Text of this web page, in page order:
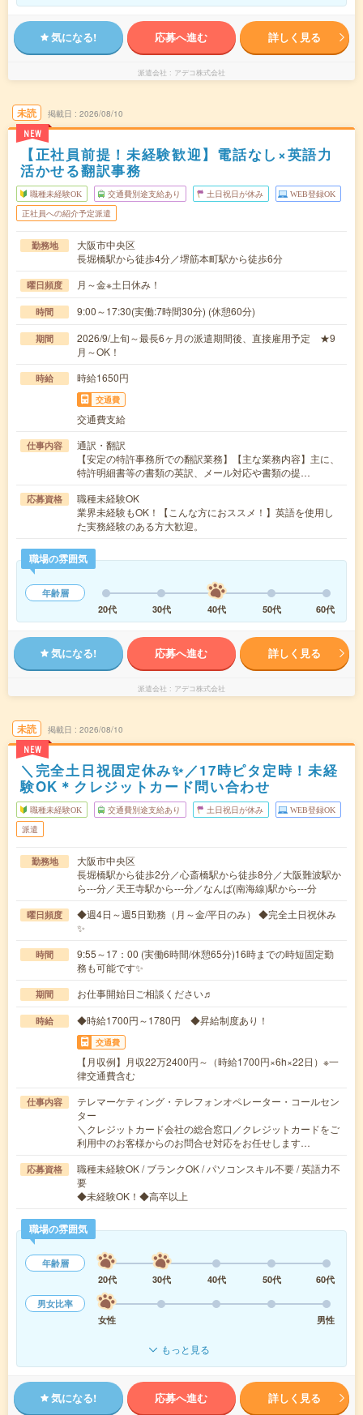
気になる! 応募へ進む 詳しく見る
派遣会社 アデコ株式会社
未読
NEW
掲載日 2026/08/10
【正社員前提！未経験歓迎】電話なし×英語力
活かせる翻訳事務
職種未経験OK 交通費別途支給あり 土日祝日が休み WEB登録OK
正社員への紹介予定派遣
勤務地
大阪市中央区
長堀橋駅から徒歩4分／堺筋本町駅から徒歩6分
曜日頻度 月～金※土日休み！
時間 9:00～17:30(実働:7時間30分) (休憩60分)
期間
2026/9/上旬～最長6ヶ月の派遣期間後、直接雇用予定 ★9
月～OK！
時給 時給1650円
交通費
交通費支給
仕事内容
通訳・翻訳
【安定の特許事務所での翻訳業務】【主な業務内容】主に、
特許明細書等の書類の英訳、メール対応や書類の提…
応募資格
職種未経験OK
業界未経験もOK！【こんな方におススメ！】英語を使用し
た実務経験のある方大歓迎。
職場の雰囲気
年齢層
20代
30代 40代 50代 60代
気になる! 応募へ進む 詳しく見る
派遣会社 アデコ株式会社
未読
NEW
掲載日 2026/08/10
＼完全土日祝固定休み✨／17時ピタ定時！未経
験OK＊クレジットカード問い合わせ
職種未経験OK 交通費別途支給あり 土日祝日が休み WEB登録OK
派遣
勤務地
大阪市中央区
長堀橋駅から徒歩2分／心斎橋駅から徒歩8分／大阪難波駅か
ら---分／天王寺駅から---分／なんば(南海線)駅から---分
曜日頻度
◆週4日～週5日勤務（月～金/平日のみ） ◆完全土日祝休み
✨
時間
9:55～17：00 (実働6時間/休憩65分)16時までの時短固定勤
務も可能です✨
期間 お仕事開始日ご相談ください♬
時給 ◆時給1700円～1780円 ◆昇給制度あり！
交通費
【月収例】月収22万2400円～（時給1700円×6h×22日）※一
律交通費含む
仕事内容
テレマーケティング・テレフォンオペレーター・コールセン
ター
＼クレジットカード会社の総合窓口／クレジットカードをご
利用中のお客様からのお問合せ対応をお任せします…
応募資格
職種未経験OK / ブランクOK / パソコンスキル不要 / 英語力不
要
◆未経験OK！◆高卒以上
職場の雰囲気
年齢層
20代
30代 40代 50代
60代
男女比率
女性
男性
もっと見る
気になる! 応募へ進む 詳しく見る